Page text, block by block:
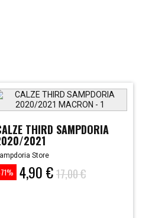
THIRD SAMPDORIA
2021
Store
4,90 €17,00 €